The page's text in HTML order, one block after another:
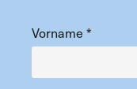
Vorname *